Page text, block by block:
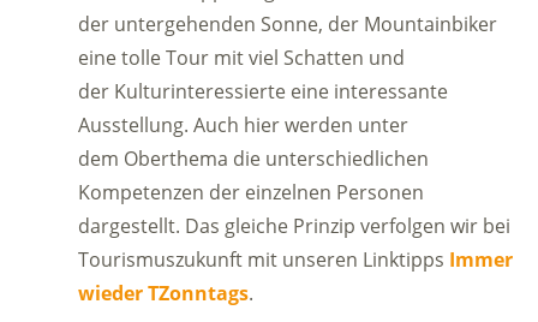
der untergehenden Sonne, der Mountainbiker
eine tolle Tour mit viel Schatten und
der Kulturinteressierte eine interessante
Ausstellung. Auch hier werden unter
dem Oberthema die unterschiedlichen
Kompetenzen der einzelnen Personen
dargestellt. Das gleiche Prinzip verfolgen wir bei
Tourismuszukunft mit unseren Linktipps Immer
wieder TZonntags.